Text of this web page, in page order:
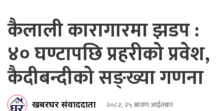
कैलाली कारागारमा झडप :
४० घण्टापछि प्रहरीको प्रवेश,
कैदीबन्दीको सङ्ख्या गणना
खबरघर संवाददाता २०८२, २५ श्रावण आईतबार